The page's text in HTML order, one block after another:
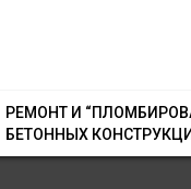
РЕМОНТ И
БЕТОННЫХ